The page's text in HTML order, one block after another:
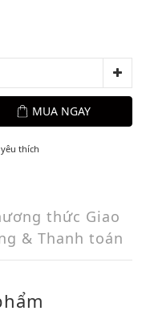
MUA NGAY
thích
thức Giao
& Thanh toán